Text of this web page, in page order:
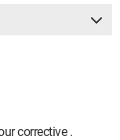
corrective .